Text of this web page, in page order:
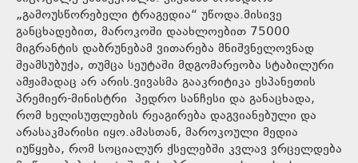
„გამოუსწორებელი ტრაგედია“ უწოდა.მისივე
განცხადებით, მაროკოში დაახლოებით 75000
მიგრანტის დაბრუნებამ ვითარება მნიშვნელოვნად
შეამსუბუქა, თუმცა სეუტაში მდგომარეობა სტაბილური
ამჟამადაც არ არის.ვივასმა გააკრიტიკა ესპანეთის
პრემიერ-მინისტრი პედრო სანჩესი და განაცხადა,
რომ ხელისუფლების რეაგირება დაგვიანებული და
არასაკმარისი იყო.ამასთან, მაროკოული მედია
იუწყება, რომ სოციალურ ქსელებში კვლავ ვრცელდება